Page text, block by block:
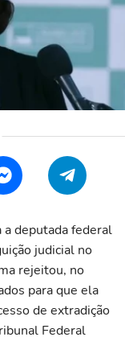
a deputada federal
judicial no
rejeitou, no
para que ela
de extradição
Federal